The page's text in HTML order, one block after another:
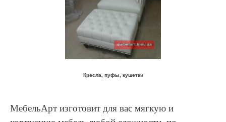
Кресла, пуфы, кушетки
МебельАрт изготовит для вас мягкую и